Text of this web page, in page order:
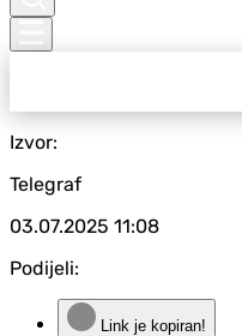
Izvor:
Telegraf
03.07.2025 11:08
Podijeli:
Link je kopiran!